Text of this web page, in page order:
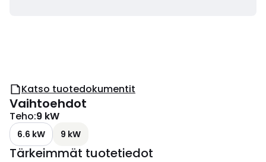
Katso tuotedokumentit
Vaihtoehdot
Teho:9 kW
6.6 kW 9 kW
Tärkeimmät tuotetiedot